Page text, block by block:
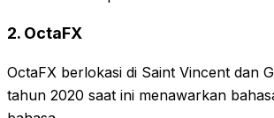
2. OctaFX
OctaFX berlokasi di Saint Vincent dan
tahun 2020 saat ini menawarkan